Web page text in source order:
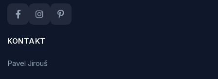
KONTAKT
Pavel Jirouš